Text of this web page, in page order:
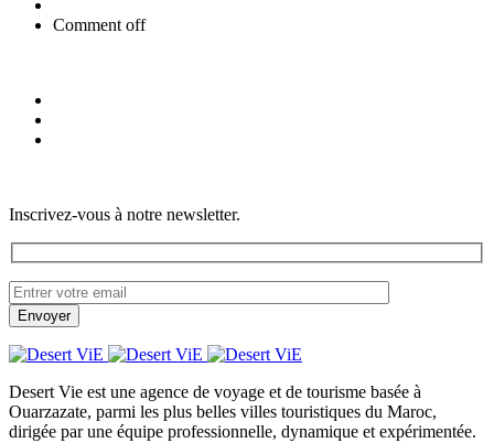
Comment off
Inscrivez-vous à notre newsletter.
Desert Vie est une agence de voyage et de tourisme basée à
Ouarzazate, parmi les plus belles villes touristiques du Maroc,
dirigée par une équipe professionnelle, dynamique et expérimentée.